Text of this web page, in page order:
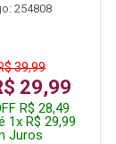
254808
39,99
29,99
R$ 28,49
1x R$ 29,99
Juros